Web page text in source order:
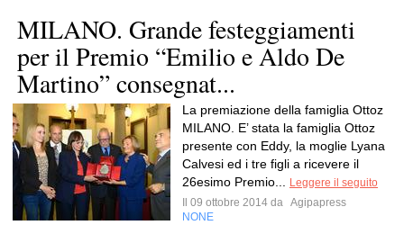
MILANO. Grande festeggiamenti
per il Premio “Emilio e Aldo De
Martino” consegnat...
La premiazione della famiglia Ottoz
MILANO. E’ stata la famiglia Ottoz
presente con Eddy, la moglie Lyana
Calvesi ed i tre figli a ricevere il
26esimo Premio...
Leggere il seguito
Il 09 ottobre 2014 da Agipapress
NONE